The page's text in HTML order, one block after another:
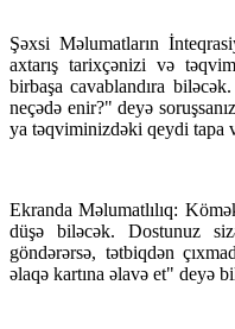
Şəxsi Məlumatların
axtarış tarixçənizi və
birbaşa cavablandıra
neçədə enir?" deyə
ya təqviminizdəki qeydi tapa
Ekranda Məlumatlılıq:
düşə biləcək. Dostunuz
göndərərsə, tətbiqdən
əlaqə kartına əlavə et" deyə